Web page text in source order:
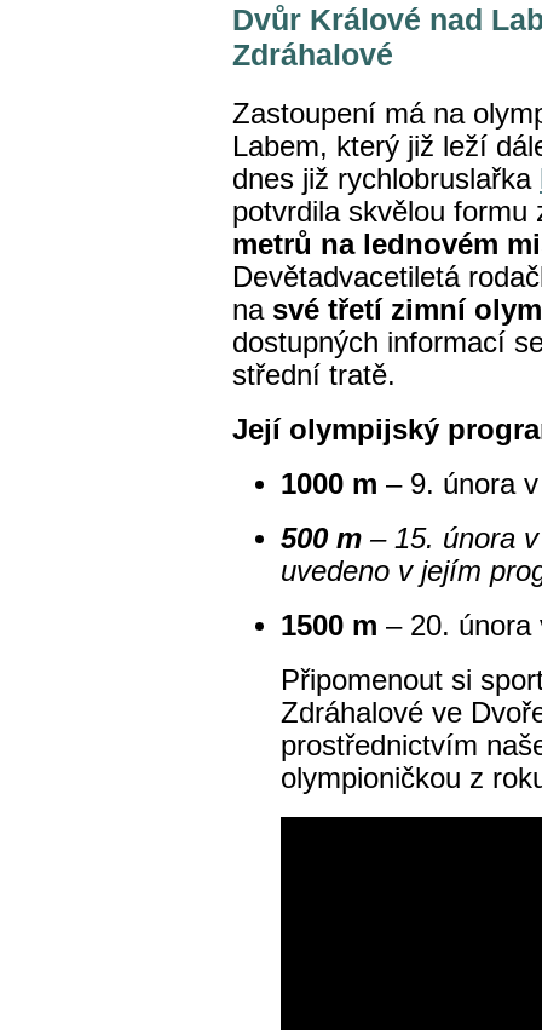
Dvůr Králové nad
Zdráhalové
Zastoupení má na
Labem, který již leží
dnes již rychlobruslařka
potvrdila skvělou
metrů na lednovém
Devětadvacetiletá
na své třetí zimní
dostupných informací
střední tratě.
Její olympijský
1000 m – 9. února
500 m – 15. února
uvedeno v jejím
1500 m – 20. února
Připomenout si
Zdráhalové ve
prostřednictvím
olympioničkou z